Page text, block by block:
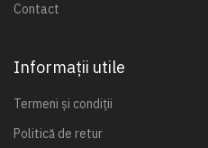
Contact
Informații utile
Termeni și condiții
Politică de retur